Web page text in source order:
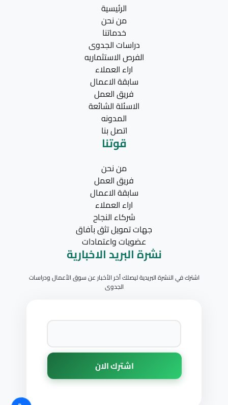
الرئيسية
من نحن
خدماتنا
دراسات الجدوى
الفرص الاستثماريه
اراء العملاء
سابقة الاعمال
فريق العمل
الاسئلة الشائعة
المدونه
اتصل بنا
قوتنا
من نحن
فريق العمل
سابقة الاعمال
اراء العملاء
شركاء النجاح
جهات تمويل تثق بآفاق
عضويات واعتمادات
نشرة البريد الاخبارية
اشترك في النشرة البريدية ليصلك أخر الأخبار عن سوق الأعمال ودراسات
الجدوى